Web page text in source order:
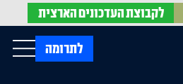
לקבוצתהעדכונים הארצית
לתרומה Menu